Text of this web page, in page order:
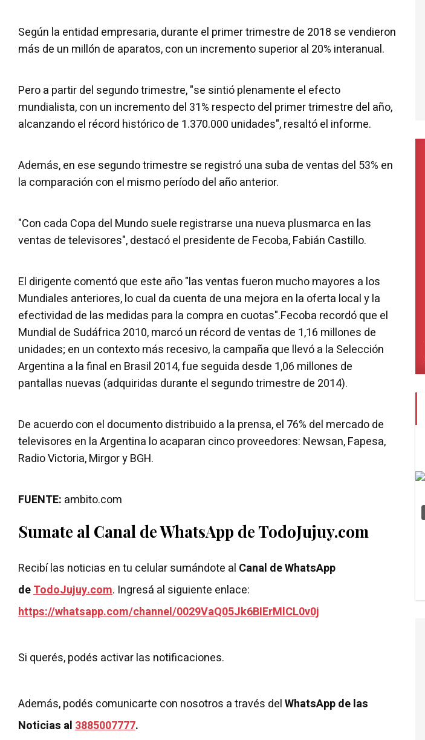
Según la entidad empresaria, durante el primer trimestre de 2018 se vendieron
más de un millón de aparatos, con un incremento superior al 20% interanual.
Pero a partir del segundo trimestre, "se sintió plenamente el efecto
mundialista, con un incremento del 31% respecto del primer trimestre del año,
alcanzando el récord histórico de 1.370.000 unidades", resaltó el informe.
Además, en ese segundo trimestre se registró una suba de ventas del 53% en
la comparación con el mismo período del año anterior.
"Con cada Copa del Mundo suele registrarse una nueva plusmarca en las
ventas de televisores", destacó el presidente de Fecoba, Fabián Castillo.
El dirigente comentó que este año "las ventas fueron mucho mayores a los
Mundiales anteriores, lo cual da cuenta de una mejora en la oferta local y la
efectividad de las medidas para la compra en cuotas".Fecoba recordó que el
Mundial de Sudáfrica 2010, marcó un récord de ventas de 1,16 millones de
unidades; en un contexto más recesivo, la campaña que llevó a la Selección
Argentina a la final en Brasil 2014, fue seguida desde 1,06 millones de
pantallas nuevas (adquiridas durante el segundo trimestre de 2014).
De acuerdo con el documento distribuido a la prensa, el 76% del mercado de
televisores en la Argentina lo acaparan cinco proveedores: Newsan, Fapesa,
Radio Victoria, Mirgor y BGH.
FUENTE: ambito.com
Sumate al Canal de WhatsApp de TodoJujuy.com
Recibí las noticias en tu celular sumándote al Canal de WhatsApp
deTodoJujuy.com. Ingresá al siguiente enlace:
https://whatsapp.com/channel/0029VaQ05Jk6BIErMlCL0v0j
Si querés, podés activar las notificaciones.
Además, podés comunicarte con nosotros a través delWhatsApp de las
Noticias al3885007777.